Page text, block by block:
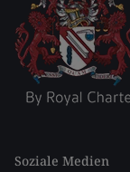
Soziale Medien